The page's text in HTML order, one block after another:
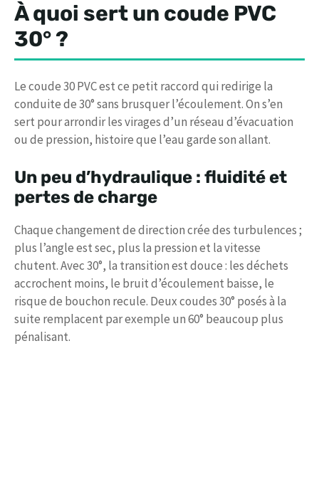
À quoi sert un coude PVC
30° ?
Le coude 30 PVC est ce petit raccord qui redirige la
conduite de 30° sans brusquer l’écoulement. On s’en
sert pour arrondir les virages d’un réseau d’évacuation
ou de pression, histoire que l’eau garde son allant.
Un peu d’hydraulique : fluidité et
pertes de charge
Chaque changement de direction crée des turbulences ;
plus l’angle est sec, plus la pression et la vitesse
chutent. Avec 30°, la transition est douce : les déchets
accrochent moins, le bruit d’écoulement baisse, le
risque de bouchon recule. Deux coudes 30° posés à la
suite remplacent par exemple un 60° beaucoup plus
pénalisant.